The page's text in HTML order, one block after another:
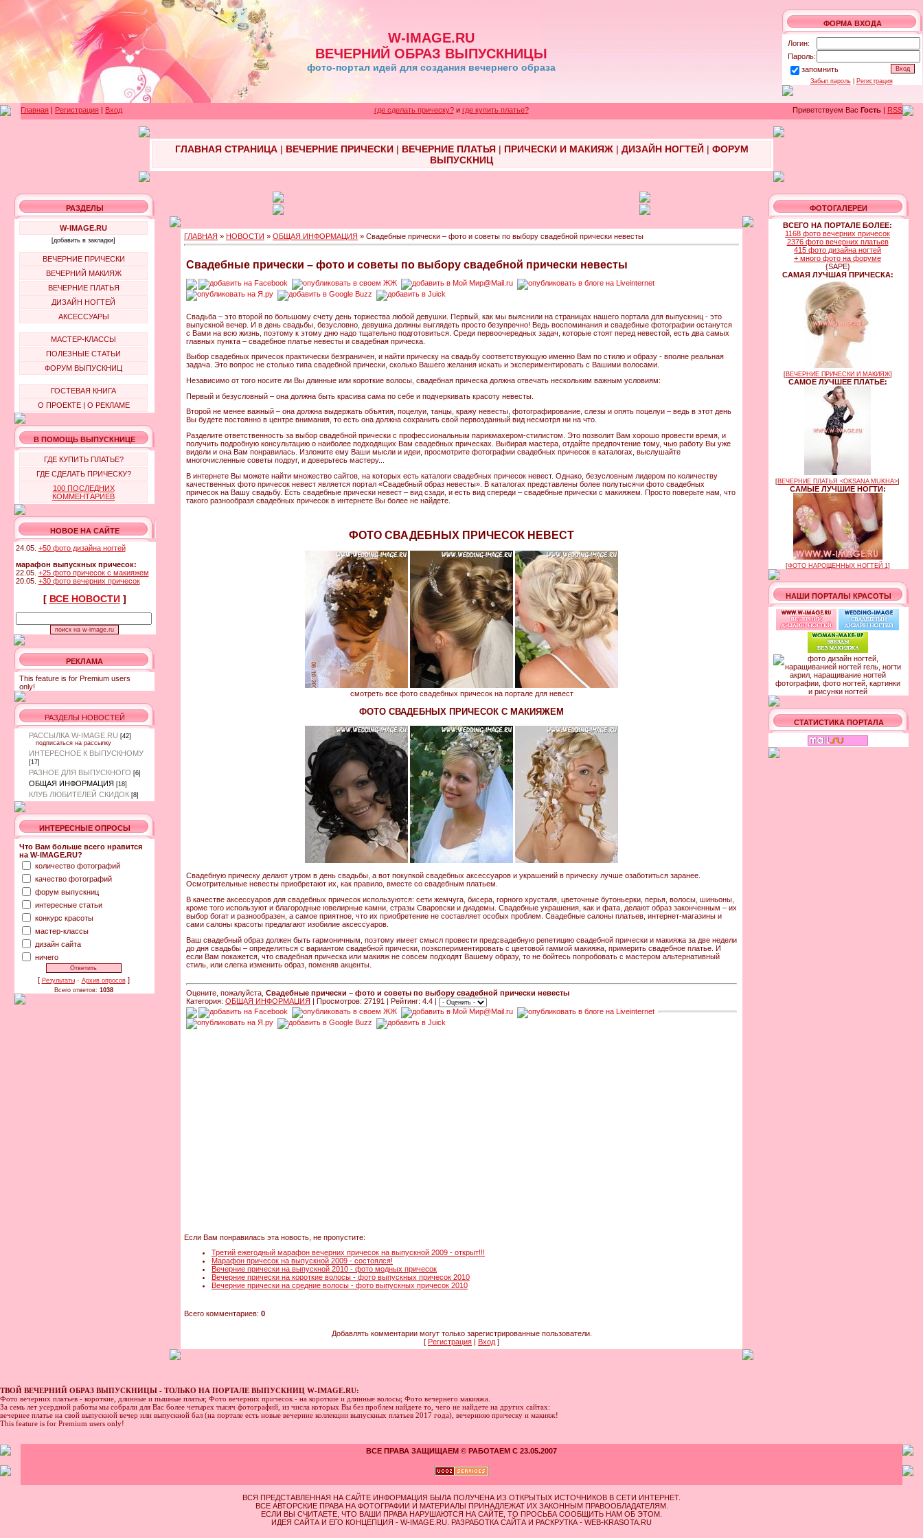
W-IMAGE.RU
ВЕЧЕРНИЙ ОБРАЗ ВЫПУСКНИЦЫ
фото-портал идей для создания вечернего образа
ФОРМА ВХОДА
Логин:
Пароль:
запомнить
Забыл пароль| Регистрация
Главная | Регистрация | Вход где сделать прическу?и где купить платье? Приветствуем Вас Гость | RSS
ГЛАВНАЯ СТРАНИЦА| ВЕЧЕРНИЕ ПРИЧЕСКИ| ВЕЧЕРНИЕ ПЛАТЬЯ| ПРИЧЕСКИ И МАКИЯЖ| ДИЗАЙН НОГТЕЙ| ФОРУМ
ВЫПУСКНИЦ
РАЗДЕЛЫ
W-IMAGE.RU
[добавить в закладки]
ВЕЧЕРНИЕ ПРИЧЕСКИ
ВЕЧЕРНИЙ МАКИЯЖ
ВЕЧЕРНИЕ ПЛАТЬЯ
ДИЗАЙН НОГТЕЙ
АКСЕССУАРЫ
МАСТЕР-КЛАССЫ
ПОЛЕЗНЫЕ СТАТЬИ
ФОРУМ ВЫПУСКНИЦ
ГОСТЕВАЯ КНИГА
О ПРОЕКТЕ| О РЕКЛАМЕ
В ПОМОЩЬ ВЫПУСКНИЦЕ
ГДЕ КУПИТЬ ПЛАТЬЕ?
ГДЕ СДЕЛАТЬ ПРИЧЕСКУ?
100 ПОСЛЕДНИХ
КОММЕНТАРИЕВ
НОВОЕ НА САЙТЕ
24.05. +50 фото дизайна ногтей
марафон выпускных причесок:
22.05. +25 фото причесок с макияжем
20.05. +30 фото вечерних причесок
[ ВСЕ НОВОСТИ]
РЕКЛАМА
This feature is for Premium users
only!
РАЗДЕЛЫ НОВОСТЕЙ
РАССЫЛКА W-IMAGE.RU [42]
подписаться на рассылку
ИНТЕРЕСНОЕ К ВЫПУСКНОМУ
[17]
РАЗНОЕ ДЛЯ ВЫПУСКНОГО [6]
ОБЩАЯ ИНФОРМАЦИЯ [18]
КЛУБ ЛЮБИТЕЛЕЙ СКИДОК [8]
ИНТЕРЕСНЫЕ ОПРОСЫ
Что Вам больше всего нравится
на W-IMAGE.RU?
количество фотографий
качество фотографий
форум выпускниц
интересные статьи
конкурс красоты
мастер-классы
дизайн сайта
ничего
[ Результаты· Архив опросов]
Всего ответов: 1038
ГЛАВНАЯ » НОВОСТИ » ОБЩАЯ ИНФОРМАЦИЯ » Свадебные прически – фото и советы по выбору свадебной прически невесты
Свадебные прически – фото и советы по выбору свадебной прически невесты
Свадьба – это второй по большому счету день торжества любой девушки. Первый, как мы выяснили на страницах нашего портала для выпускниц - это
выпускной вечер. И в день свадьбы, безусловно, девушка должны выглядеть просто безупречно! Ведь воспоминания и свадебные фотографии останутся
с Вами на всю жизнь, поэтому к этому дню надо тщательно подготовиться. Среди первоочередных задач, которые стоят перед невестой, есть два самых
главных пункта – свадебное платье невесты и свадебная прическа.
Выбор свадебных причесок практически безграничен, и найти прическу на свадьбу соответствующую именно Вам по стилю и образу - вполне реальная
задача. Это вопрос не столько типа свадебной прически, сколько Вашего желания искать и экспериментировать с Вашими волосами.
Независимо от того носите ли Вы длинные или короткие волосы, свадебная прическа должна отвечать нескольким важным условиям:
Первый и безусловный – она должна быть красива сама по себе и подчеркивать красоту невесты.
Второй не менее важный – она должна выдержать объятия, поцелуи, танцы, кражу невесты, фотографирование, слезы и опять поцелуи – ведь в этот день
Вы будете постоянно в центре внимания, то есть она должна сохранить свой первозданный вид несмотря ни на что.
Разделите ответственность за выбор свадебной прически с профессиональным парикмахером-стилистом. Это позволит Вам хорошо провести время, и
получить подробную консультацию о наиболее подходящих Вам свадебных прическах. Выбирая мастера, отдайте предпочтение тому, чью работу Вы уже
видели и она Вам понравилась. Изложите ему Ваши мысли и идеи, просмотрите фотографии свадебных причесок в каталогах, выслушайте
многочисленные советы подруг, и доверьтесь мастеру...
В интернете Вы можете найти множество сайтов, на которых есть каталоги свадебных причесок невест. Однако, безусловным лидером по количеству
качественных фото причесок невест является портал «Свадебный образ невесты». В каталогах представлены более полутысячи фото свадебных
причесок на Вашу свадьбу. Есть свадебные прически невест – вид сзади, и есть вид спереди – свадебные прически с макияжем. Просто поверьте нам, что
такого разнообразя свадебных причесок в интернете Вы более не найдете.
ФОТО СВАДЕБНЫХ ПРИЧЕСОК НЕВЕСТ
смотреть все фото свадебных причесок на портале для невест
ФОТО СВАДЕБНЫХ ПРИЧЕСОК С МАКИЯЖЕМ
Свадебную прическу делают утром в день свадьбы, а вот покупкой свадебных аксессуаров и украшений в прическу лучше озаботиться заранее.
Осмотрительные невесты приобретают их, как правило, вместе со свадебным платьем.
В качестве аксессуаров для свадебных причесок используются: сети жемчуга, бисера, горного хрусталя, цветочные бутоньерки, перья, волосы, шиньоны,
кроме того используют и благородные ювелирные камни, стразы Сваровски и диадемы. Свадебные украшения, как и фата, делают образ законченным – их
выбор богат и разнообразен, а самое приятное, что их приобретение не составляет особых проблем. Свадебные салоны платьев, интернет-магазины и
сами салоны красоты предлагают изобилие аксессуаров.
Ваш свадебный образ должен быть гармоничным, поэтому имеет смысл провести предсвадебную репетицию свадебной прически и макияжа за две недели
до дня свадьбы – определиться с вариантом свадебной прически, поэкспериментировать с цветовой гаммой макияжа, примерить свадебное платье. И
если Вам покажется, что свадебная прическа или макияж не совсем подходят Вашему образу, то не бойтесь попробовать с мастером альтернативный
стиль, или слегка изменить образ, поменяв акценты.
Оцените, пожалуйста, Свадебные прически – фото и советы по выбору свадебной прически невесты
Категория: ОБЩАЯ ИНФОРМАЦИЯ | Просмотров: 27191 | Рейтинг: 4.4 |
Если Вам понравилась эта новость, не пропустите:
Третий ежегодный марафон вечерних причесок на выпускной 2009 - открыт!!!
Марафон причесок на выпускной 2009 - состоялся!
Вечерние прически на выпускной 2010 - фото модных причесок
Вечерние прически на короткие волосы - фото выпускных причесок 2010
Вечерние прически на средние волосы - фото выпускных причесок 2010
Всего комментариев: 0
Добавлять комментарии могут только зарегистрированные пользователи.
[ Регистрация | Вход ]
ФОТОГАЛЕРЕИ
ВСЕГО НА ПОРТАЛЕ БОЛЕЕ:
1168 фото вечерних причесок
2376 фото вечерних платьев
415 фото дизайна ногтей
+ много фото на форуме
{SAPE}
САМАЯ ЛУЧШАЯ ПРИЧЕСКА:
[ВЕЧЕРНИЕ ПРИЧЕСКИ И МАКИЯЖ]
САМОЕ ЛУЧШЕЕ ПЛАТЬЕ:
[ВЕЧЕРНИЕ ПЛАТЬЯ <OKSANA MUKHA>]
САМЫЕ ЛУЧШИЕ НОГТИ:
[ФОТО НАРОЩЕННЫХ НОГТЕЙ 1]
НАШИ ПОРТАЛЫ КРАСОТЫ
СТАТИСТИКА ПОРТАЛА
ТВОЙ ВЕЧЕРНИЙ ОБРАЗ ВЫПУСКНИЦЫ - ТОЛЬКО НА ПОРТАЛЕ ВЫПУСКНИЦ W-IMAGE.RU:
Фото вечерних платьев - короткие, длинные и пышные платья; Фото вечерних причесок - на короткие и длинные волосы; Фото вечернего макияжа.
За семь лет усердной работы мы собрали для Вас более четырех тысяч фотографий, из числа которых Вы без проблем найдете то, чего не найдете на других сайтах:
вечернее платье на свой выпускной вечер или выпускной бал (на портале есть новые вечерние коллекции выпускных платьев 2017 года), вечернюю прическу и макияж!
This feature is for Premium users only!
ВСЕ ПРАВА ЗАЩИЩАЕМ © РАБОТАЕМ С 23.05.2007
ВСЯ ПРЕДСТАВЛЕННАЯ НА САЙТЕ ИНФОРМАЦИЯ БЫЛА ПОЛУЧЕНА ИЗ ОТКРЫТЫХ ИСТОЧНИКОВ В СЕТИ ИНТЕРНЕТ.
ВСЕ АВТОРСКИЕ ПРАВА НА ФОТОГРАФИИ И МАТЕРИАЛЫ ПРИНАДЛЕЖАТ ИХ ЗАКОННЫМ ПРАВООБЛАДАТЕЛЯМ.
ЕСЛИ ВЫ СЧИТАЕТЕ, ЧТО ВАШИ ПРАВА НАРУШАЮТСЯ НА САЙТЕ, ТО ПРОСЬБА СООБЩИТЬ НАМ ОБ ЭТОМ.
ИДЕЯ САЙТА И ЕГО КОНЦЕПЦИЯ - W-IMAGE.RU. РАЗРАБОТКА САЙТА И РАСКРУТКА - WEB-KRASOTA.RU